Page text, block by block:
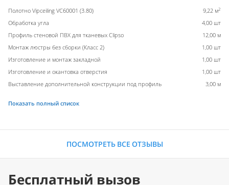
Полотно Vipceiling VC60001 (3.80) 9,22 м2
Обработка угла
4,00 шт
Профиль стеновой ПВХ для тканевых Clipso
12,00 м
Монтаж люстры без сборки (Класс 2)
1,00 шт
Изготовление и монтаж закладной
1,00 шт
Изготовление и окантовка отверстия
1,00 шт
Выставление дополнительной конструкции под профиль
3,00 м
Показать полный список
ПОСМОТРЕТЬ ВСЕ ОТЗЫВЫ
Бесплатный вызов